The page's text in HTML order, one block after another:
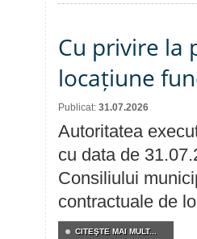
Cu privire la
locațiune
Publicat: 31.07.2026
Autoritatea
cu data de
Consiliului
contractuale de
CITEŞTE MAI MULT...